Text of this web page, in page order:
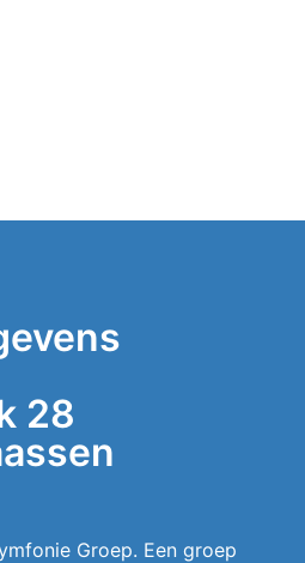
28
Groep. Een groep